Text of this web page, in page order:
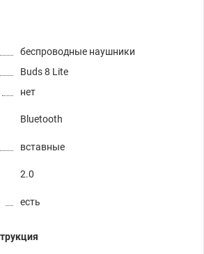
беспроводные наушники
Buds 8 Lite
нет
Bluetooth
вставные
2.0
есть